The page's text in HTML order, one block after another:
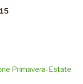
Primavera-Estate